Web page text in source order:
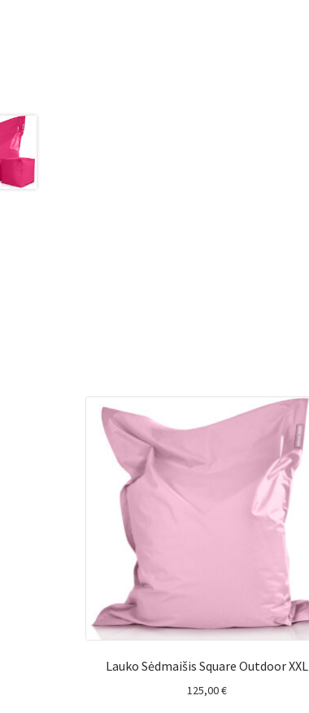
Lauko Sėdmaišis Square Outdoor XXL
125,00€